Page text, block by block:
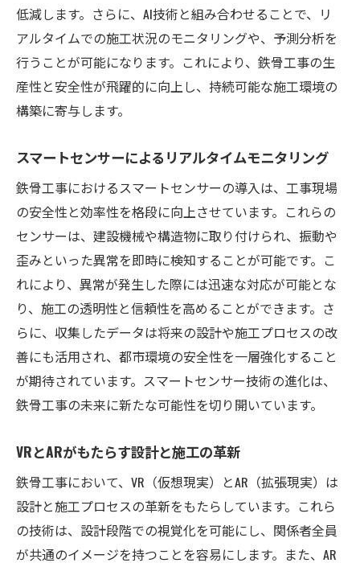
エネルギー効率を高める設計手法
スマートシティと鉄骨工事の未来
カーボンニュートラルを目指す取り組み
循環型経済に貢献する鉄骨工事
グリーンビルディング認証取得の推進
環境に優しい材料選びが鉄骨工事を変革
リサイクル材の活用で実現する持続可能性
エコフレンドリーなコーティング技術
未来を見据えた新素材の研究
グリーン建材の市場トレンド
環境評価基準と鉄骨工事の連携
鉄骨工事の品質向上を支える最新技術
品質保証におけるAIの新しい役割
センサー技術がもたらす現場品質の向上
プロジェクトの全体最適化を支える技術
鉄骨工事における標準化の重要性
リアルタイムデータによるフィードバック
ループ
施工の自動化が実現する鉄骨工事の未来
低減します。さらに、AI技術と組み合わせることで、リ
アルタイムでの施工状況のモニタリングや、予測分析を
行うことが可能になります。これにより、鉄骨工事の生
産性と安全性が飛躍的に向上し、持続可能な施工環境の
構築に寄与します。
スマートセンサーによるリアルタイムモニタリング
鉄骨工事におけるスマートセンサーの導入は、工事現場
の安全性と効率性を格段に向上させています。これらの
センサーは、建設機械や構造物に取り付けられ、振動や
歪みといった異常を即時に検知することが可能です。こ
れにより、異常が発生した際には迅速な対応が可能とな
り、施工の透明性と信頼性を高めることができます。さ
らに、収集したデータは将来の設計や施工プロセスの改
善にも活用され、都市環境の安全性を一層強化すること
が期待されています。スマートセンサー技術の進化は、
鉄骨工事の未来に新たな可能性を切り開いています。
VRとARがもたらす設計と施工の革新
鉄骨工事において、VR（仮想現実）とAR（拡張現実）は
設計と施工プロセスの革新をもたらしています。これら
の技術は、設計段階での視覚化を可能にし、関係者全員
が共通のイメージを持つことを容易にします。また、AR